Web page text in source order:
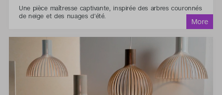
Une pièce maîtresse captivante, inspirée des arbres couronnés
de neige et des nuages d'été.